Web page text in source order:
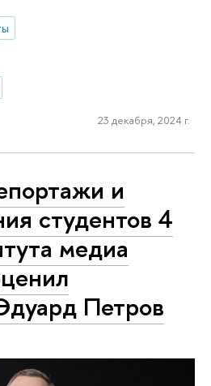
23 декабря, 2024 г.
и
студентов 4
медиа
Петров